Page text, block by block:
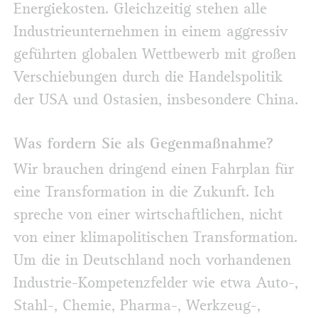
Energiekosten. Gleichzeitig stehen alle
Industrieunternehmen in einem aggressiv
geführten globalen Wettbewerb mit großen
Verschiebungen durch die Handelspolitik
der USA und Ostasien, insbesondere China.
Was fordern Sie als Gegenmaßnahme?
Wir brauchen dringend einen Fahrplan für
eine Transformation in die Zukunft. Ich
spreche von einer wirtschaftlichen, nicht
von einer klimapolitischen Transformation.
Um die in Deutschland noch vorhandenen
Industrie-Kompetenzfelder wie etwa Auto-,
Stahl-, Chemie, Pharma-, Werkzeug-,